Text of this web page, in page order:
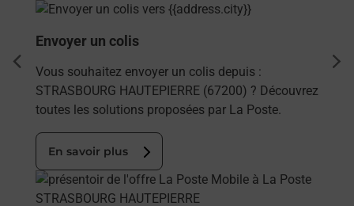
En savoir plus
Envoyer un colis
Vous souhaitez envoyer un colis depuis :
STRASBOURG HAUTEPIERRE (67200) ? Découvrez
toutes les solutions proposées par La Poste.
En savoir plus
En savoir plus